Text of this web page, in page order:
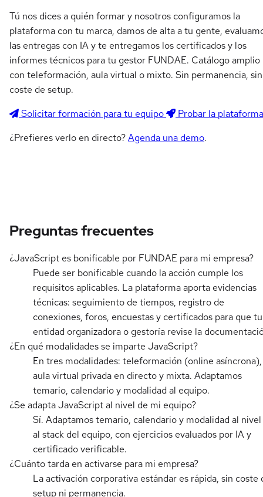
Tú nos dices a quién formar y nosotros configuramos la
plataforma con tu marca, damos de alta a tu gente,
las entregas con IA y te entregamos los certificados y los
informes técnicos para tu gestor FUNDAE. Catálogo amplio
con teleformación, aula virtual o mixto. Sin permanencia, sin
coste de setup.
Solicitar formación para tu equipo
Probar la plataforma
¿Prefieres verlo en directo?Agenda una demo.
Preguntas frecuentes
¿JavaScript es bonificable por FUNDAE para mi empresa?
Puede ser bonificable cuando la acción cumple los
requisitos aplicables. La plataforma aporta evidencias
técnicas: seguimiento de tiempos, registro de
conexiones, foros, encuestas y certificados para que tu
entidad organizadora o gestoría revise la
¿En qué modalidades se imparte JavaScript?
En tres modalidades: teleformación (online asíncrona),
aula virtual privada en directo y mixta. Adaptamos
temario, calendario y modalidad al equipo.
¿Se adapta JavaScript al nivel de mi equipo?
Sí. Adaptamos temario, calendario y modalidad al
al stack del equipo, con ejercicios evaluados por IA y
certificado verificable.
¿Cuánto tarda en activarse para mi empresa?
La activación corporativa estándar es rápida, sin coste
setup ni permanencia.